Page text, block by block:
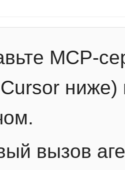
MCP-
ниже)
вызов